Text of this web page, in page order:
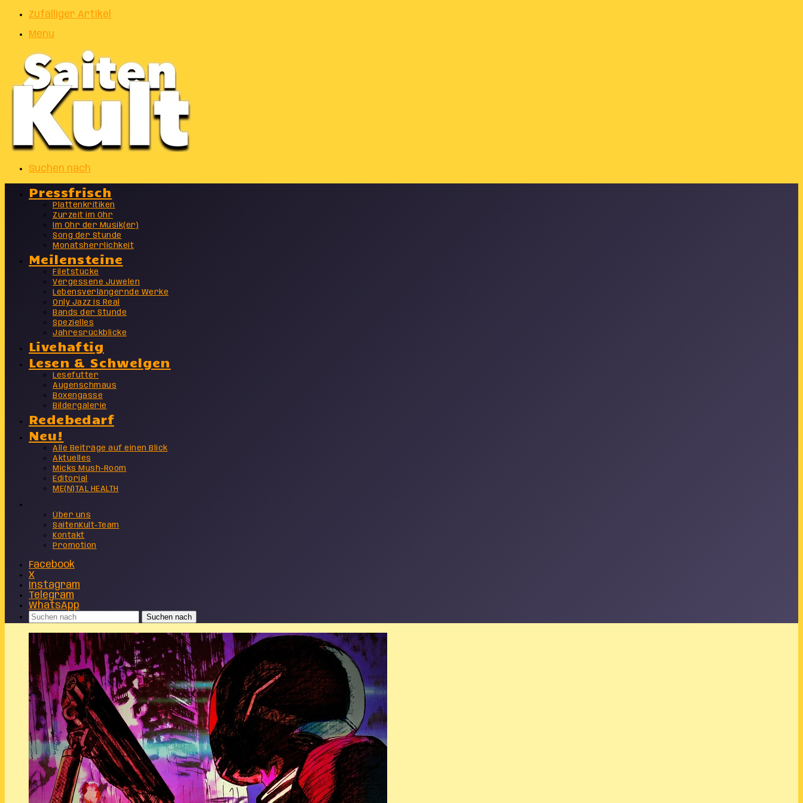
Zufälliger Artikel
Menu
Suchen nach
Pressfrisch
Plattenkritiken
Zurzeit im Ohr
Im Ohr der Musik(er)
Song der Stunde
Monatsherrlichkeit
Meilensteine
Filetstücke
Vergessene Juwelen
Lebensverlängernde Werke
Only Jazz Is Real
Bands der Stunde
Spezielles
Jahresrückblicke
Livehaftig
Lesen & Schwelgen
Lesefutter
Augenschmaus
Boxengasse
Bildergalerie
Redebedarf
Neu!
Alle Beiträge auf einen Blick
Aktuelles
Micks Mush-Room
Editorial
ME(N)TAL HEALTH
Über uns
SaitenKult-Team
Kontakt
Promotion
Facebook
X
Instagram
Telegram
WhatsApp
Suchen nach